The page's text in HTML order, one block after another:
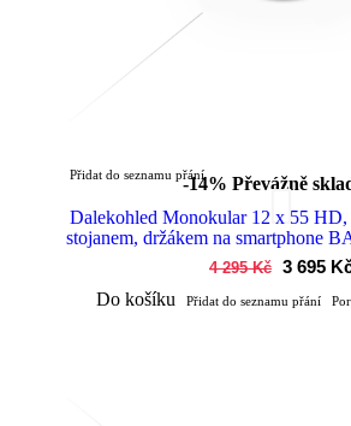
-14% Převážně
Přidat do seznamu přání
Dalekohled Monokular 12 x 55 HD,
stojanem, držákem na smartphone
4 295 Kč 3 695
Do košíku
Přidat do seznamu přání